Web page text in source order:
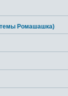
темы Ромашашка)